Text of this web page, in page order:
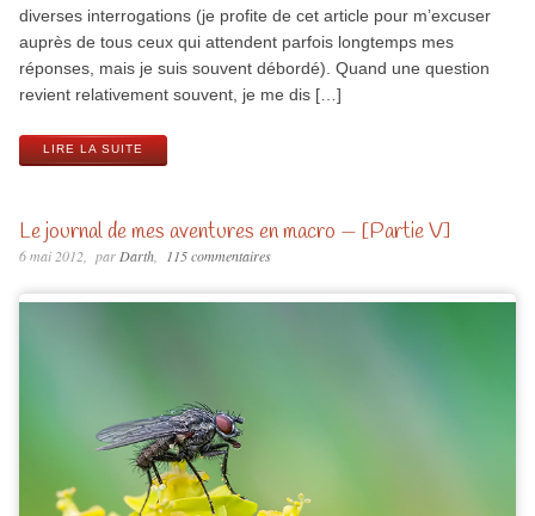
diverses interrogations (je profite de cet article pour m’excuser
auprès de tous ceux qui attendent parfois longtemps mes
réponses, mais je suis souvent débordé). Quand une question
revient relativement souvent, je me dis […]
LIRE LA SUITE
Le journal de mes aventures en macro — [Partie V]
6 mai 2012 par Darth 115 commentaires